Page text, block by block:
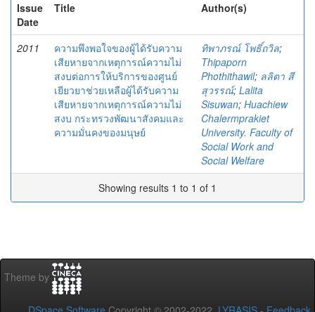
Issue
Date
Title Author(s)
2011
ความพึงพอใจของผู้ได้รับความ
เสียหายจากเหตุการณ์ความไม่
สงบต่อการให้บริการของศูนย์
เยียวยาช่วยเหลือผู้ได้รับความ
เสียหายจากเหตุการณ์ความไม่
สงบ กระทรวงพัฒนาสังคมและ
ความมั่นคงของมนุษย์
ทิพาภรณ์ โพธิ์ถวิล;
Thipaporn
Phothithawil; ลลิตา สี
สุวรรณ์; Lalita
Sisuwan; Huachiew
Chalermprakiet
University. Faculty of
Social Work and
Social Welfare
Showing results 1 to 1 of 1
Theme by